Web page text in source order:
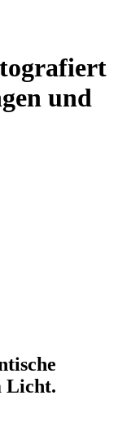
und
Licht.